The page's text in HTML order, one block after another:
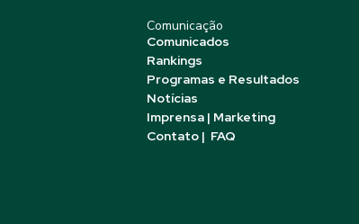
Comunicação
Comunicados
Rankings
Programas e Resultados
Notícias
Imprensa | Marketing
Contato | FAQ